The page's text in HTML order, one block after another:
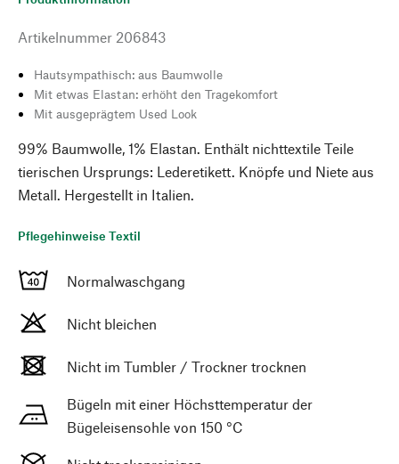
Artikelnummer 206843
Hautsympathisch: aus Baumwolle
Mit etwas Elastan: erhöht den Tragekomfort
Mit ausgeprägtem Used Look
99% Baumwolle, 1% Elastan. Enthält nichttextile Teile
tierischen Ursprungs: Lederetikett. Knöpfe und Niete aus
Metall. Hergestellt in Italien.
Pflegehinweise Textil
Normalwaschgang
Nicht bleichen
Nicht im Tumbler / Trockner trocknen
Bügeln mit einer Höchsttemperatur der
Bügeleisensohle von 150 °C